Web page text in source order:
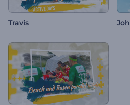
Travis